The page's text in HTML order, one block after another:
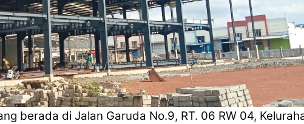
berada di Jalan Garuda No.9, RT. 06 RW 04,